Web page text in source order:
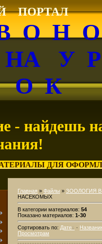
05:57
ПОРТАЛ
О Н
У
О К
- найдешь
ДЛЯ
Главная » Файлы » ЗООЛОГИЯ
НАСЕКОМЫХ
В категории материалов: 54
Показано материалов: 1-30
Сортировать по: Дате ·
Просмотрам